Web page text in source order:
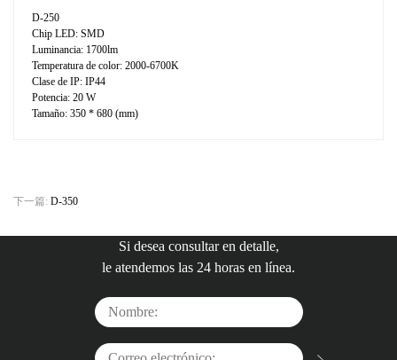
D-250
Chip LED: SMD
Luminancia: 1700lm
Temperatura de color: 2000-6700K
Clase de IP: IP44
Potencia: 20 W
Tamaño: 350 * 680 (mm)
下一篇: D-350
Si desea consultar en detalle,
le atendemos las 24 horas en línea.